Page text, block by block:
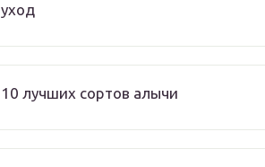
уход
10 лучших сортов алычи